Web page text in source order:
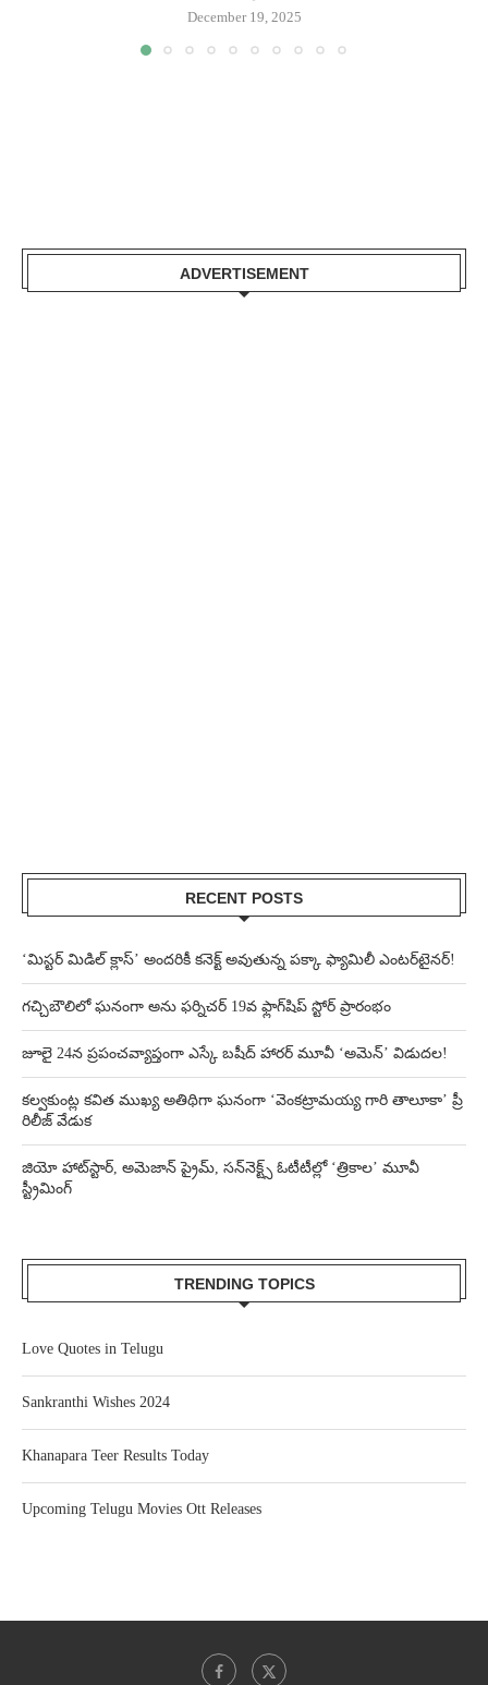
December 19, 2025
ADVERTISEMENT
RECENT POSTS
‘మిస్టర్ మిడిల్ క్లాస్’ అందరికీ కనెక్ట్ అవుతున్న పక్కా ఫ్యామిలీ ఎంటర్‌టైనర్!
గచ్చిబౌలిలో ఘనంగా అను ఫర్నిచర్ 19వ ఫ్లాగ్‌షిప్ స్టోర్ ప్రారంభం
జూలై 24న ప్రపంచవ్యాప్తంగా ఎస్కే బషీద్‌ హారర్ మూవీ ‘అమెన్’ విడుదల!
కల్వకుంట్ల కవిత ముఖ్య అతిథిగా ఘనంగా ‘వెంకట్రామయ్య గారి తాలూకా’ ప్రీ
రిలీజ్ వేడుక
జియో హాట్‌స్టార్, అమెజాన్ ప్రైమ్, సన్‌నెక్ట్స్ ఓటీటీల్లో ‘త్రికాల’ మూవీ
స్ట్రీమింగ్
TRENDING TOPICS
Love Quotes in Telugu
Sankranthi Wishes 2024
Khanapara Teer Results Today
Upcoming Telugu Movies Ott Releases